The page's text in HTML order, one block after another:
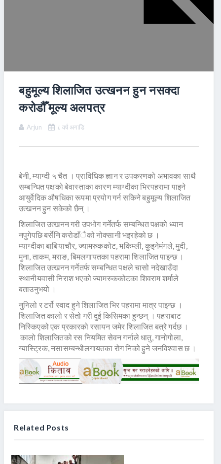
बहुमूल्य शिलाजित उत्खनन हुन नसक्दा
करोडौँ मूल्य अलपत्र
Arjun ८ वर्ष अगाडि
बेनी, म्याग्दी ५ चैत । प्राविधिक ज्ञान र उपकरणको अभावका साथै
सम्बन्धित पक्षको बेवास्ताका कारण म्याग्दीका भिरपहरामा पाइने
आयुर्वेदिक औषधिका रूपमा प्रयोग गर्न सकिने बहुमूल्य शिलाजित
उत्खनन हुन सकेको छैन् ।
शिलाजित उत्खनन गरी उपभोग गर्नेतर्फ सम्बन्धित पक्षको ध्यान
नपुगेपछि बर्सेनि करोडाँैको नोक्सानी भइरहेको छ ।
म्याग्दीका बाबियाचौर, ज्यामरुककोट, भकिम्ली, कुइनेमंगले, मुदी,
मुना, ताकम, मराङ, बिमलगायतका पहरामा शिलाजित पाइन्छ ।
शिलाजित उत्खनन गर्नेतर्फ सम्बन्धित पक्षले चासो नदेखाउँदा
स्थानीयवासी निराश भएको ज्यामरुककोटका शिवराम शर्माले
बताउनुभयो ।
नुनिलो र टर्रो स्वाद हुने शिलाजित भिर पहरामा मात्र पाइन्छ ।
शिलाजित कालो र सेतो गरी दुई किसिमका हुन्छन् । पहराबाट
निस्किएको एक प्रकारको रसायन जमेर शिलाजित बत्रे गर्दछ ।
कालो शिलाजितको रस नियमित सेवन गर्नाले धातु, गानोगोला,
ग्यास्ट्रिक, नसासम्बन्धीलगायतका रोग निको हुने जनविश्वास छ ।
Related Posts